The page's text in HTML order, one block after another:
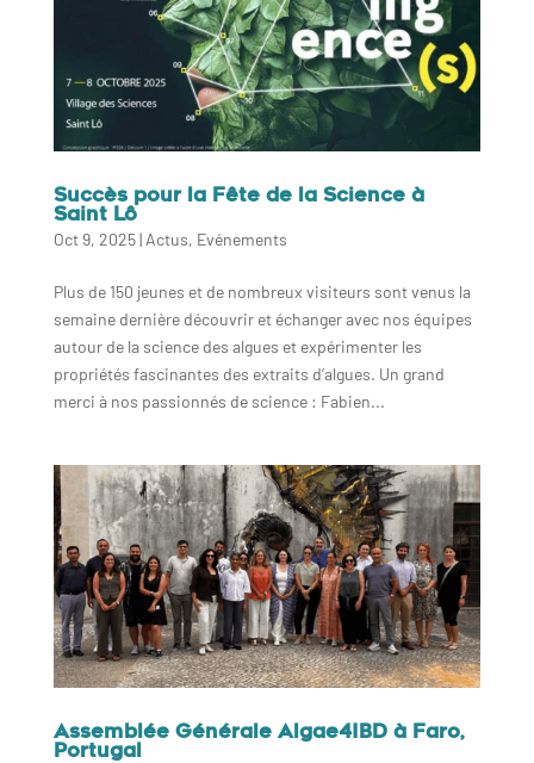
Succès pour la Fête de la Science à
Saint Lô
Oct 9, 2025| Actus, Evénements
Plus de 150 jeunes et de nombreux visiteurs sont venus la
semaine dernière découvrir et échanger avec nos équipes
autour de la science des algues et expérimenter les
propriétés fascinantes des extraits d’algues. Un grand
merci à nos passionnés de science : Fabien...
Assemblée Générale Algae4IBD à Faro,
Portugal